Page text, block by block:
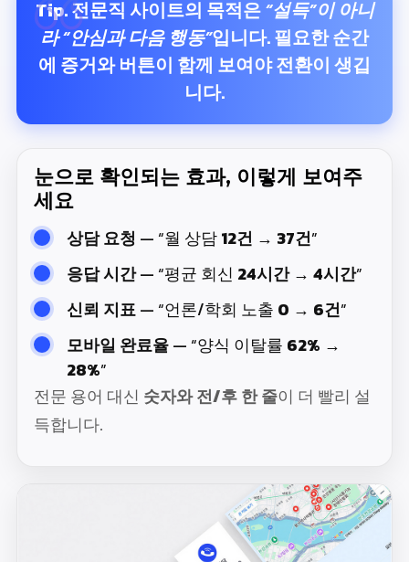
Tip.전문직 사이트의 목적은“설득”이 아니
라 “안심과 다음 행동”입니다. 필요한 순간
에 증거와 버튼이 함께 보여야 전환이 생깁
니다.
눈으로 확인되는 효과, 이렇게 보여주
세요
상담 요청 — “월 상담12건 → 37건”
응답 시간— “평균 회신 24시간 → 4시간”
신뢰 지표— “언론/학회 노출 0 → 6건”
모바일 완료율— “양식 이탈률 62% →
28%”
전문 용어 대신 숫자와 전/후 한 줄이 더 빨리 설
득합니다.